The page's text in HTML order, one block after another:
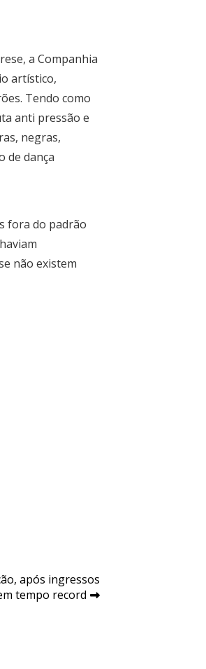
a Companhia
artístico,
Tendo como
anti pressão e
negras,
de dança
fora do padrão
não existem
após ingressos
tempo record